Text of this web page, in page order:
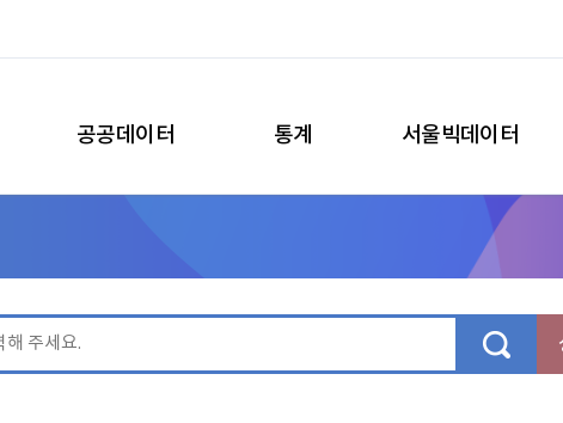
공공데이터 통계 서울빅데이터